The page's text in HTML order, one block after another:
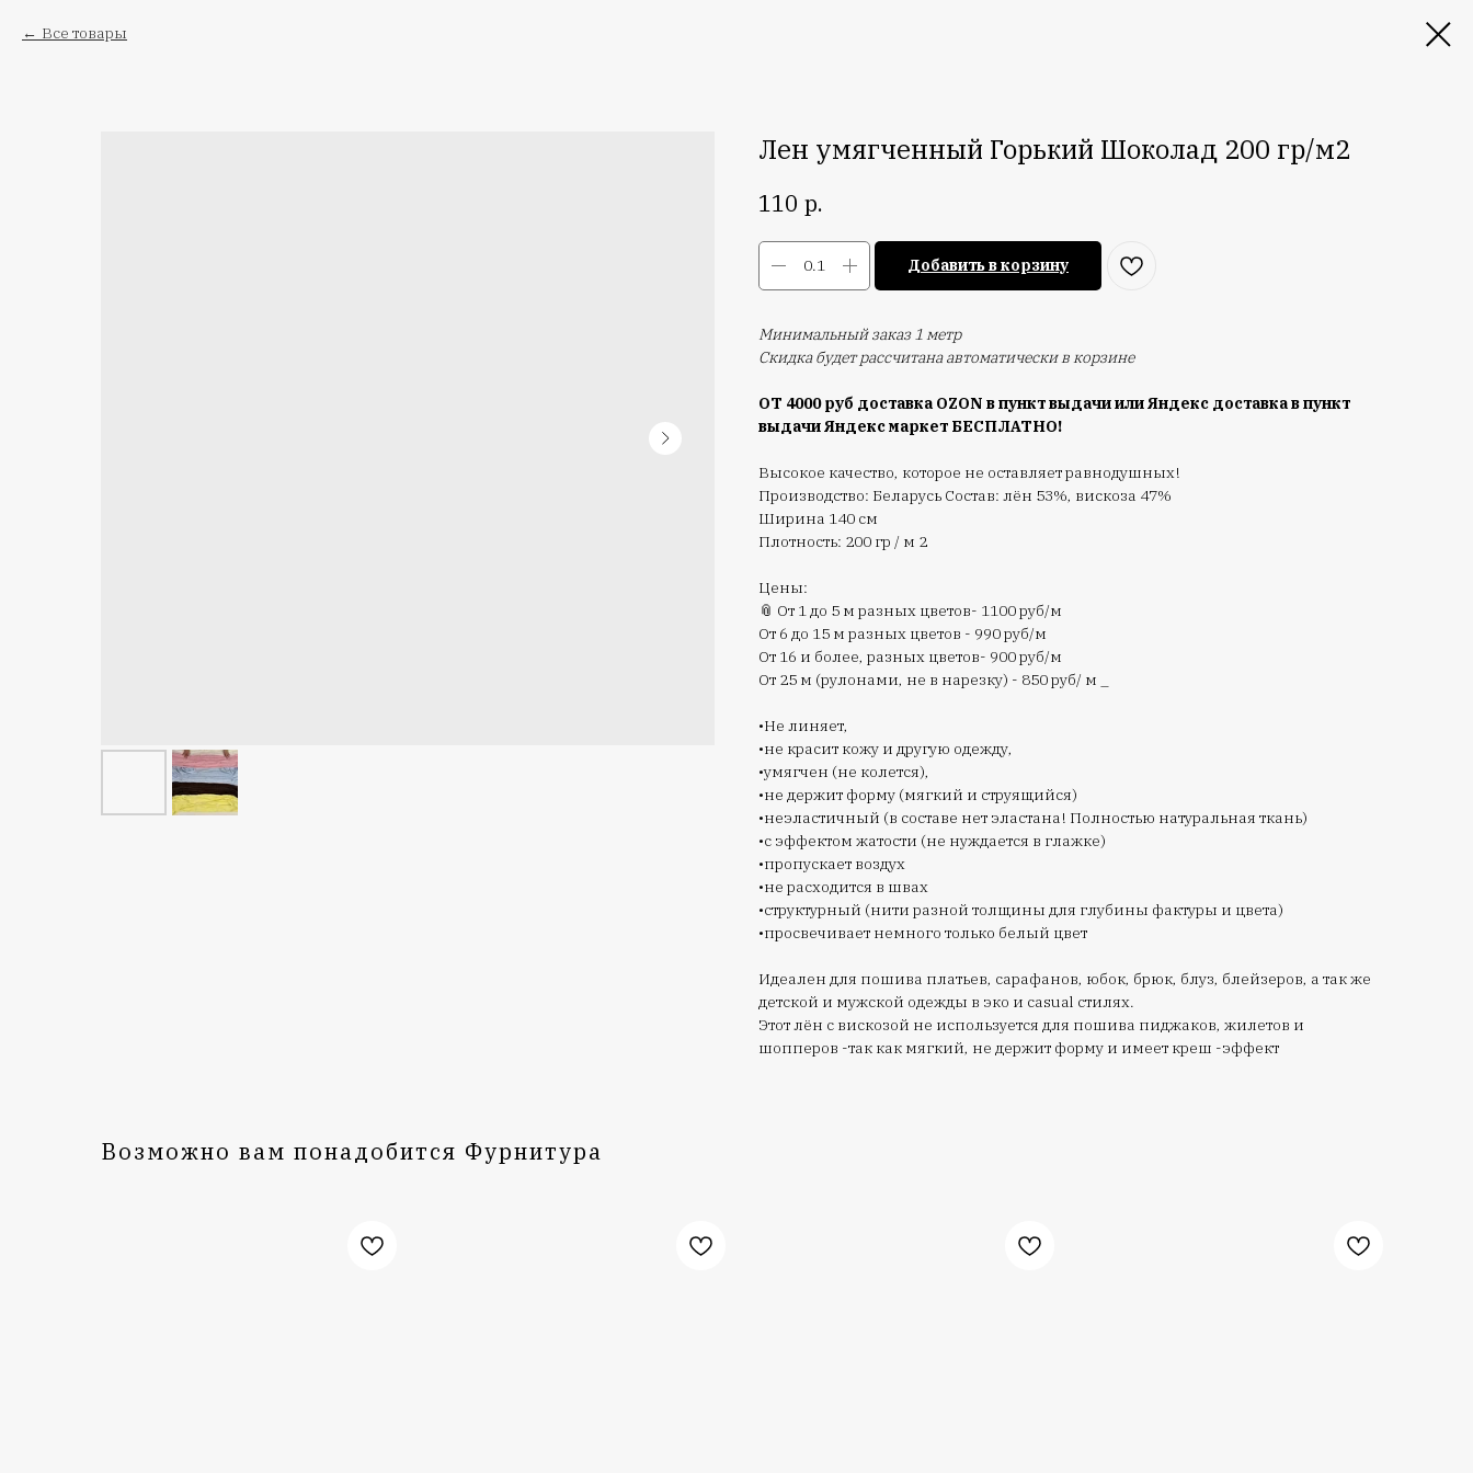
Все товары
Лен умягченный Горький Шоколад 200 гр/м2
110 р.
Добавить в корзину
Минимальный заказ 1 метр
Скидка будет рассчитана автоматически в корзине
ОТ 4000 руб доставка OZON в пункт выдачи или Яндекс доставка в пункт
выдачи Яндекс маркет БЕСПЛАТНО!
Высокое качество, которое не оставляет равнодушных!
Производство: Беларусь Состав: лён 53%, вискоза 47%
Ширина 140 см
Плотность: 200 гр / м 2
Цены:
📎 От 1 до 5 м разных цветов- 1100 руб/м
От 6 до 15 м разных цветов - 990 руб/м
От 16 и более, разных цветов- 900 руб/м
От 25 м (рулонами, не в нарезку) - 850 руб/ м _
•Не линяет,
•не красит кожу и другую одежду,
•умягчен (не колется),
•не держит форму (мягкий и струящийся)
•неэластичный (в составе нет эластана! Полностью натуральная ткань)
•с эффектом жатости (не нуждается в глажке)
•пропускает воздух
•не расходится в швах
•структурный (нити разной толщины для глубины фактуры и цвета)
•просвечивает немного только белый цвет
Идеален для пошива платьев, сарафанов, юбок, брюк, блуз, блейзеров, а так же
детской и мужской одежды в эко и casual стилях.
Этот лён с вискозой не используется для пошива пиджаков, жилетов и
шопперов -так как мягкий, не держит форму и имеет креш -эффект
Возможно вам понадобится Фурнитура